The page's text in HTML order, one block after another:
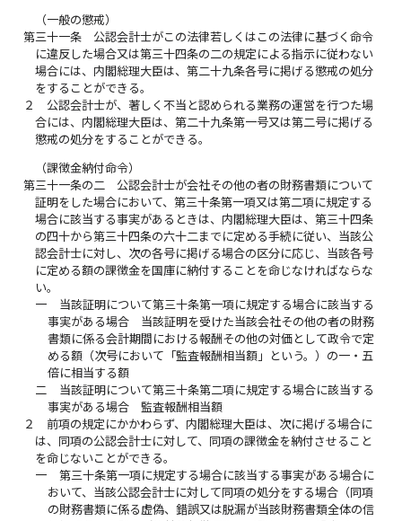
（一般の懲戒）
第三十一条
公認会計士がこの法律若しくはこの法律に基づく命令
に違反した場合又は第三十四条の二の規定による指示に従わない
場合には、内閣総理大臣は、第二十九条各号に掲げる懲戒の処分
をすることができる。
２
公認会計士が、著しく不当と認められる業務の運営を行つた場
合には、内閣総理大臣は、第二十九条第一号又は第二号に掲げる
懲戒の処分をすることができる。
（課徴金納付命令）
第三十一条の二
公認会計士が会社その他の者の財務書類について
証明をした場合において、第三十条第一項又は第二項に規定する
場合に該当する事実があるときは、内閣総理大臣は、第三十四条
の四十から第三十四条の六十二までに定める手続に従い、当該公
認会計士に対し、次の各号に掲げる場合の区分に応じ、当該各号
に定める額の課徴金を国庫に納付することを命じなければならな
い。
一
当該証明について第三十条第一項に規定する場合に該当する
事実がある場合 当該証明を受けた当該会社その他の者の財務
書類に係る会計期間における報酬その他の対価として政令で定
める額（次号において「監査報酬相当額」という。）の一・五
倍に相当する額
二
当該証明について第三十条第二項に規定する場合に該当する
事実がある場合 監査報酬相当額
２
前項の規定にかかわらず、内閣総理大臣は、次に掲げる場合に
は、同項の公認会計士に対して、同項の課徴金を納付させること
を命じないことができる。
一
第三十条第一項に規定する場合に該当する事実がある場合に
おいて、当該公認会計士に対して同項の処分をする場合（同項
の財務書類に係る虚偽、錯誤又は脱漏が当該財務書類全体の信